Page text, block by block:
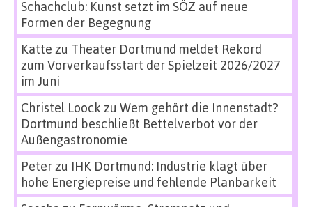
Schachclub: Kunst setzt im SÖZ auf neue
Formen der Begegnung
Katte zu Theater Dortmund meldet Rekord
zum Vorverkaufsstart der Spielzeit 2026/2027
im Juni
Christel Loock zu Wem gehört die Innenstadt?
Dortmund beschließt Bettelverbot vor der
Außengastronomie
Peterzu IHK Dortmund: Industrie klagt über
hohe Energiepreise und fehlende Planbarkeit